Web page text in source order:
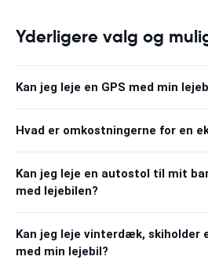
Yderligere valg og
Kan jeg leje en GPS med min
Hvad er omkostningerne for en
Kan jeg leje en autostol til mit
med lejebilen?
Kan jeg leje vinterdæk, skiholder
med min lejebil?